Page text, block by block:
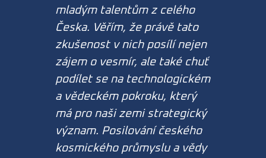
mladým talentům z celého
Česka. Věřím, že právě tato
zkušenost v nich posílí nejen
zájem o vesmír, ale také chuť
podílet se na technologickém
a vědeckém pokroku, který
má pro naši zemi strategický
význam. Posilování českého
kosmického průmyslu a vědy